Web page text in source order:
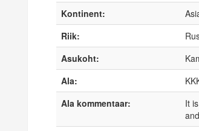
Kontinent:
Riik:
Asukoht:
Ala:
Ala kommentaar:
It